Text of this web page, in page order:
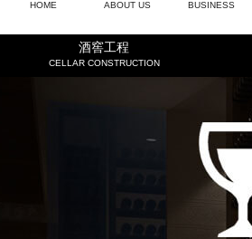
HOME ABOUT US BUSINESS
酒窖工程
CELLAR CONSTRUCTION